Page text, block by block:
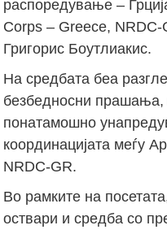
распоредување –
Corps – Greece, NRDC-
Григорис Боутлиакис.
На средбата беа
безбедносни прашања,
понатамошно
координацијата меѓу
NRDC-GR.
Во рамките на
оствари и средба со